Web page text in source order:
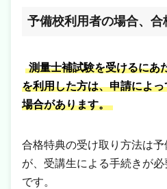
予備校利用者の場合、合
測量士補試験を受けるにあ
を利用した方は、申請によっ
場合があります。
合格特典の受け取り方法は
が、受講生による手続きが
です。